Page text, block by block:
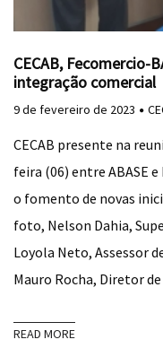
CECAB, Fecomercio-
integração comercial
9 de fevereiro de 2023
CECAB presente na
feira (06) entre ABASE
o fomento de novas
foto, Nelson Dahia,
Loyola Neto, Assessor
Mauro Rocha, Diretor
READ MORE